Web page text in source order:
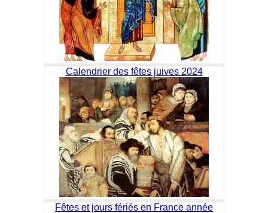
Calendrier des fêtes juives 2024
Fêtes et jours fériés en France année